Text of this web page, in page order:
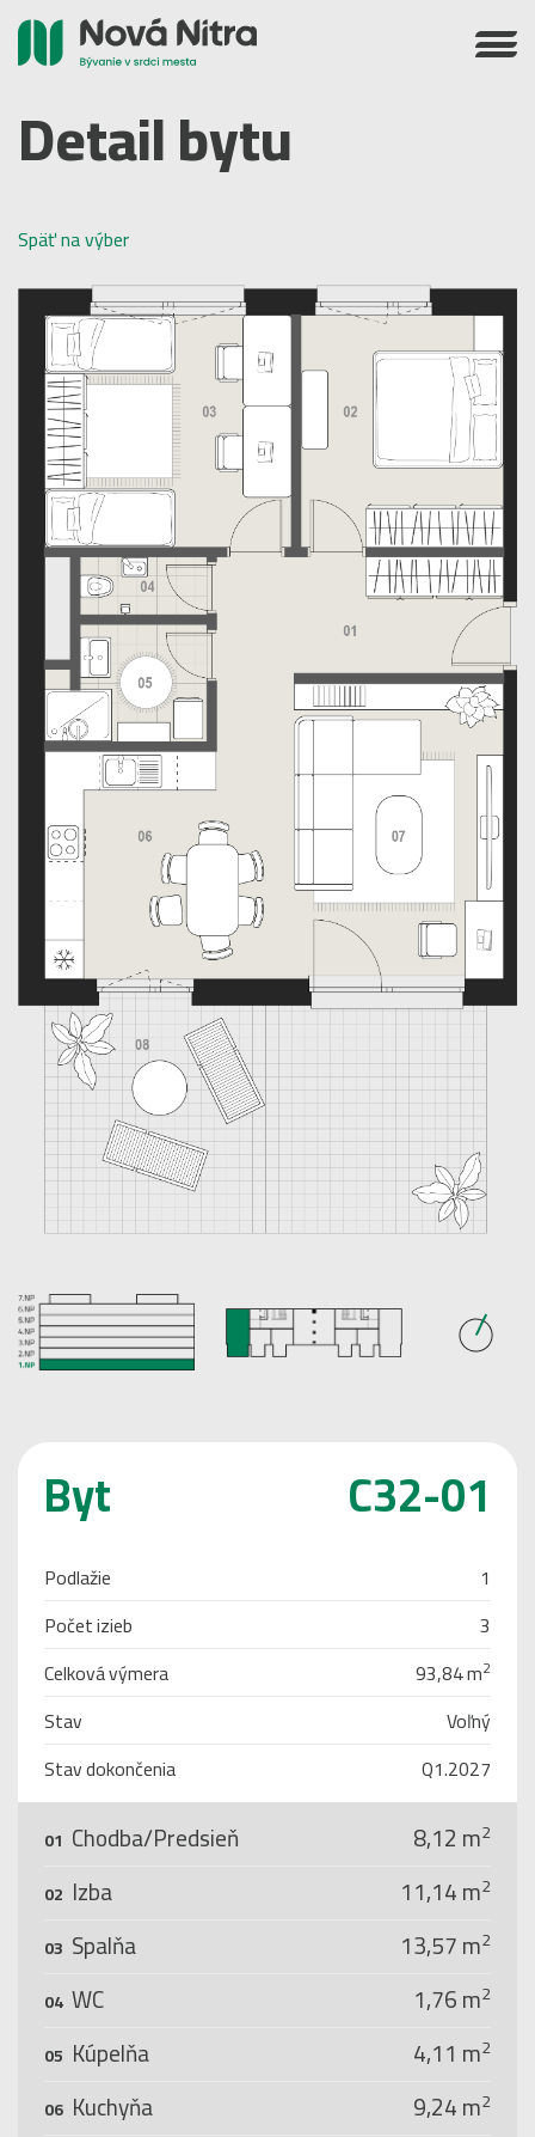
Detail bytu
Späť na výber
Byt C32-01
Podlažie
1
Počet izieb
3
Celková výmera
93,84 m2
Stav
Voľný
Stav dokončenia
Q1.2027
01 Chodba/Predsieň 8,12 m2
02 Izba 11,14 m2
03 Spalňa 13,57 m2
04 WC 1,76 m2
05 Kúpelňa 4,11 m2
06 Kuchyňa 9,24 m2